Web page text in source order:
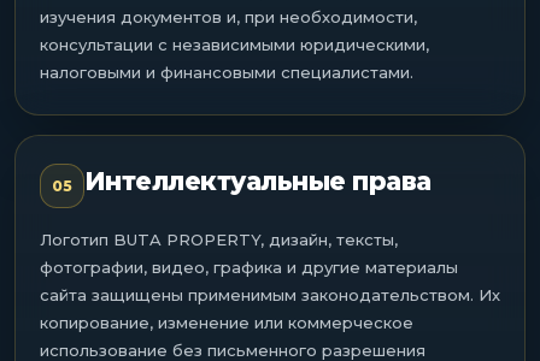
изучения документов и, при необходимости,
консультации с независимыми юридическими,
налоговыми и финансовыми специалистами.
05 Интеллектуальные права
Логотип BUTA PROPERTY, дизайн, тексты,
фотографии, видео, графика и другие материалы
сайта защищены применимым законодательством. Их
копирование, изменение или коммерческое
использование без письменного разрешения